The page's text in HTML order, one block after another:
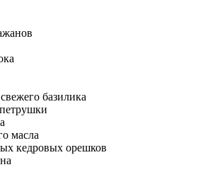
базилика
масла
кедровых орешков